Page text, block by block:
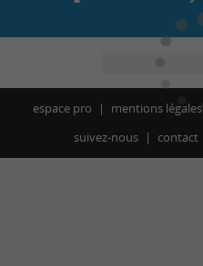
espace pro mentions légales
suivez-nous
contact